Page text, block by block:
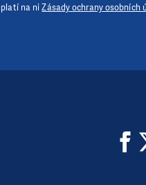
platí na niZásady ochrany osobních